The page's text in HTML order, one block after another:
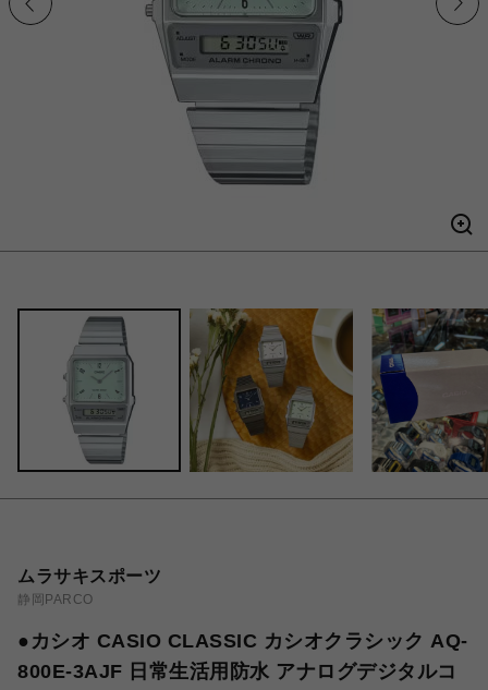
ムラサキスポーツ
静岡PARCO
●カシオ CASIO CLASSIC カシオクラシック AQ-
800E-3AJF 日常生活用防水 アナログデジタルコ